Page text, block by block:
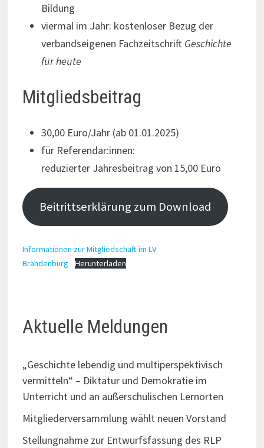
Bildung
viermal im Jahr: kostenloser Bezug der
verbandseigenen Fachzeitschrift Geschichte
für heute
Mitgliedsbeitrag
30,00 Euro/Jahr (ab 01.01.2025)
für Referendar:innen:
reduzierter Jahresbeitrag von 15,00 Euro
Beitrittserklärung zum Download
Informationen zur Mitgliedschaft im LV
Brandenburg
Herunterladen
Aktuelle Meldungen
„Geschichte lebendig und multiperspektivisch
vermitteln“ – Diktatur und Demokratie im
Unterricht und an außerschulischen Lernorten
Mitgliederversammlung wählt neuen Vorstand
Stellungnahme zur Entwurfsfassung des RLP